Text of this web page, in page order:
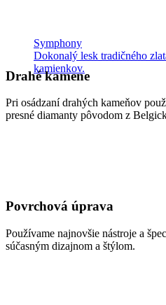
Symphony
Dokonalý lesk tradičného
kamienkov.
Drahé kamene
Pri osádzaní drahých kameňov
presné diamanty pôvodom z
Povrchová úprava
Používame najnovšie nástroje a
súčasným dizajnom a štýlom.